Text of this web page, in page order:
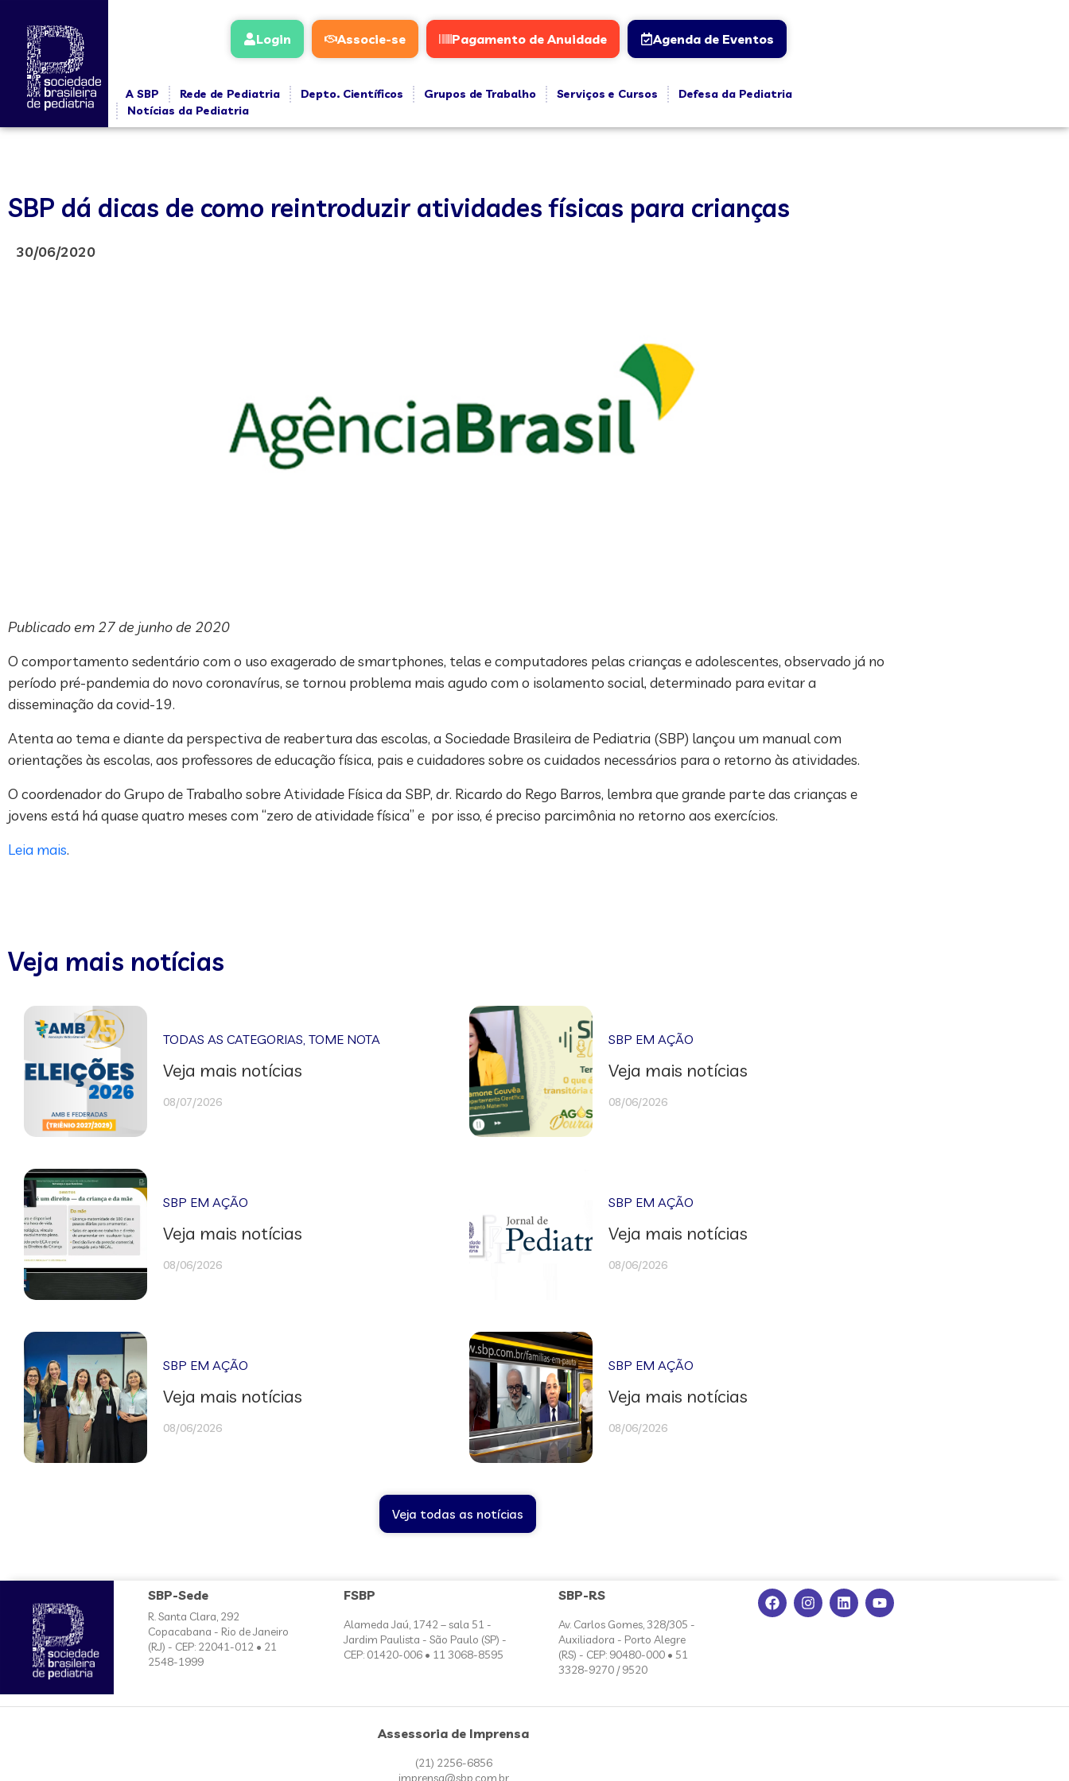
Login Associe-se Pagamento de Anuidade Agenda de Eventos
A SBP Rede de Pediatria Depto. Científicos Grupos de Trabalho Serviços e Cursos
Defesa da Pediatria
Notícias da Pediatria
SBP dá dicas de como reintroduzir atividades físicas para crianças
30/06/2020
Publicado em 27 de junho de 2020
O comportamento sedentário com o uso exagerado de smartphones, telas e computadores pelas crianças e adolescentes, observado já no
período pré-pandemia do novo coronavírus, se tornou problema mais agudo com o isolamento social, determinado para evitar a
disseminação da covid-19.
Atenta ao tema e diante da perspectiva de reabertura das escolas, a Sociedade Brasileira de Pediatria (SBP) lançou um manual com
orientações às escolas, aos professores de educação física, pais e cuidadores sobre os cuidados necessários para o retorno às atividades.
O coordenador do Grupo de Trabalho sobre Atividade Física da SBP, dr. Ricardo do Rego Barros, lembra que grande parte das crianças e
jovens está há quase quatro meses com “zero de atividade física” e por isso, é preciso parcimônia no retorno aos exercícios.
Leia mais.
Veja mais notícias
TODAS AS CATEGORIAS,TOME NOTA
Veja mais notícias
08/07/2026
SBP EM AÇÃO
Veja mais notícias
08/06/2026
SBP EM AÇÃO
Veja mais notícias
08/06/2026
SBP EM AÇÃO
Veja mais notícias
08/06/2026
SBP EM AÇÃO
Veja mais notícias
08/06/2026
SBP EM AÇÃO
Veja mais notícias
08/06/2026
Veja todas as notícias
SBP-Sede
R. Santa Clara, 292
Copacabana - Rio de Janeiro
(RJ) - CEP: 22041-012 • 21
2548-1999
FSBP
Alameda Jaú, 1742 – sala 51 -
Jardim Paulista - São Paulo (SP) -
CEP: 01420-006 • 11 3068-8595
SBP-RS
Av. Carlos Gomes, 328/305 -
Auxiliadora - Porto Alegre
(RS) - CEP: 90480-000 • 51
3328-9270 / 9520
Assessoria de Imprensa
(21) 2256-6856
imprensa@sbp.com.br